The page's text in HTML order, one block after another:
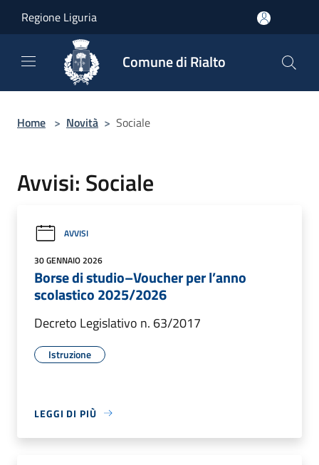
Regione Liguria
Comune di Rialto
Home > Novità > Sociale
Avvisi: Sociale
AVVISI
30 GENNAIO 2026
Borse di studio–Voucher per l’anno
scolastico 2025/2026
Decreto Legislativo n. 63/2017
Istruzione
LEGGI DI PIÙ